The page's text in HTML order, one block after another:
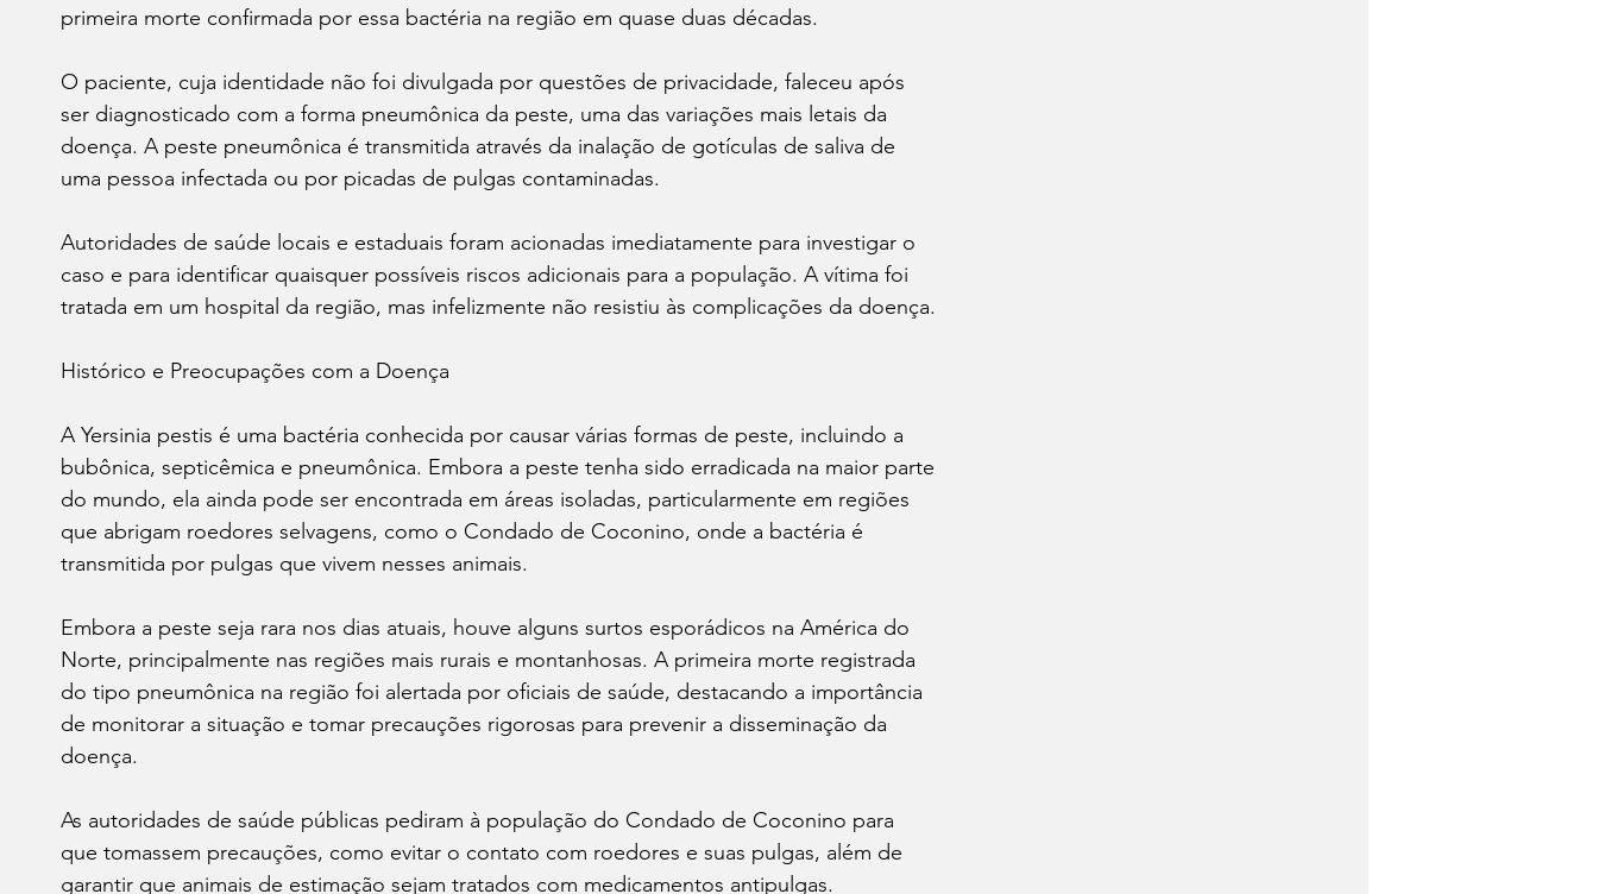
primeira morte confirmada por essa bactéria na região em quase duas décadas.
O paciente, cuja identidade não foi divulgada por questões de privacidade, faleceu após
ser diagnosticado com a forma pneumônica da peste, uma das variações mais letais da
doença. A peste pneumônica é transmitida através da inalação de gotículas de saliva de
uma pessoa infectada ou por picadas de pulgas contaminadas.
Autoridades de saúde locais e estaduais foram acionadas imediatamente para investigar o
caso e para identificar quaisquer possíveis riscos adicionais para a população. A vítima foi
tratada em um hospital da região, mas infelizmente não resistiu às complicações da doença.
Histórico e Preocupações com a Doença
A Yersinia pestis é uma bactéria conhecida por causar várias formas de peste, incluindo a
bubônica, septicêmica e pneumônica. Embora a peste tenha sido erradicada na maior parte
do mundo, ela ainda pode ser encontrada em áreas isoladas, particularmente em regiões
que abrigam roedores selvagens, como o Condado de Coconino, onde a bactéria é
transmitida por pulgas que vivem nesses animais.
Embora a peste seja rara nos dias atuais, houve alguns surtos esporádicos na América do
Norte, principalmente nas regiões mais rurais e montanhosas. A primeira morte registrada
do tipo pneumônica na região foi alertada por oficiais de saúde, destacando a importância
de monitorar a situação e tomar precauções rigorosas para prevenir a disseminação da
doença.
As autoridades de saúde públicas pediram à população do Condado de Coconino para
que tomassem precauções, como evitar o contato com roedores e suas pulgas, além de
garantir que animais de estimação sejam tratados com medicamentos antipulgas.